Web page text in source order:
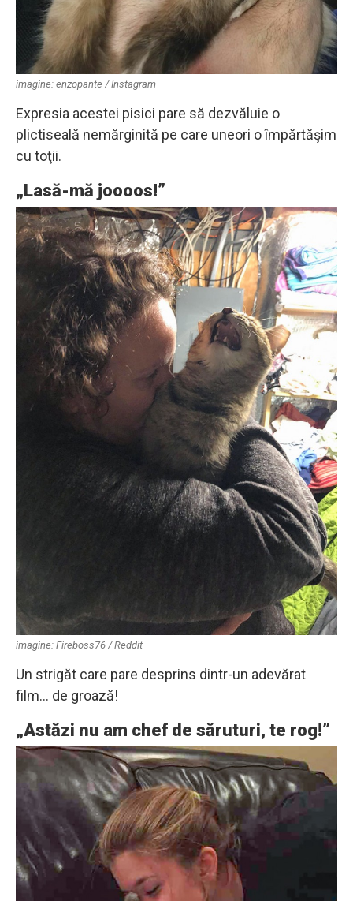
imagine: enzopante / Instagram
Expresia acestei pisici pare să dezvăluie o
plictiseală nemărginită pe care uneori o împărtăşim
cu toţii.
„Lasă-mă joooos!”
imagine: Fireboss76 / Reddit
Un strigăt care pare desprins dintr-un adevărat
film… de groază!
„Astăzi nu am chef de săruturi, te rog!”